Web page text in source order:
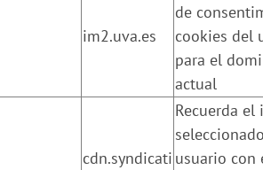
im2.uva.es
de
cookies del
para el
actual
cdn.syndicati
Recuerda el
usuario con